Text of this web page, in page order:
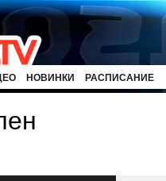
НОВИНКИ РАСПИСАНИЕ